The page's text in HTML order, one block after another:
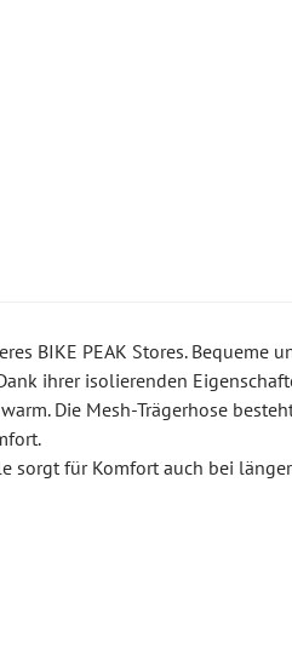
BIKE PEAK Stores. Bequeme
ihrer isolierenden
Die Mesh-Trägerhose
sorgt für Komfort auch bei